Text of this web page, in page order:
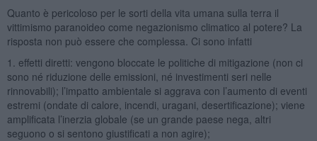
Quanto è pericoloso per le sorti della vita umana sulla terra il
vittimismo paranoideo come negazionismo climatico al potere? La
risposta non può essere che complessa. Ci sono infatti
1. effetti diretti: vengono bloccate le politiche di mitigazione (non ci
sono né riduzione delle emissioni, né investimenti seri nelle
rinnovabili); l’impatto ambientale si aggrava con l’aumento di eventi
estremi (ondate di calore, incendi, uragani, desertificazione); viene
amplificata l’inerzia globale (se un grande paese nega, altri
seguono o si sentono giustificati a non agire);